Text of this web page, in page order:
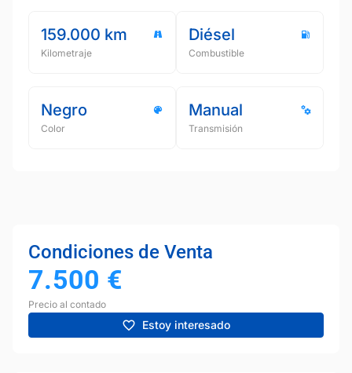
159.000 km
Kilometraje
Diésel
Combustible
Negro
Color
Manual
Transmisión
Condiciones de Venta
7.500 €
Precio al contado
Estoy interesado